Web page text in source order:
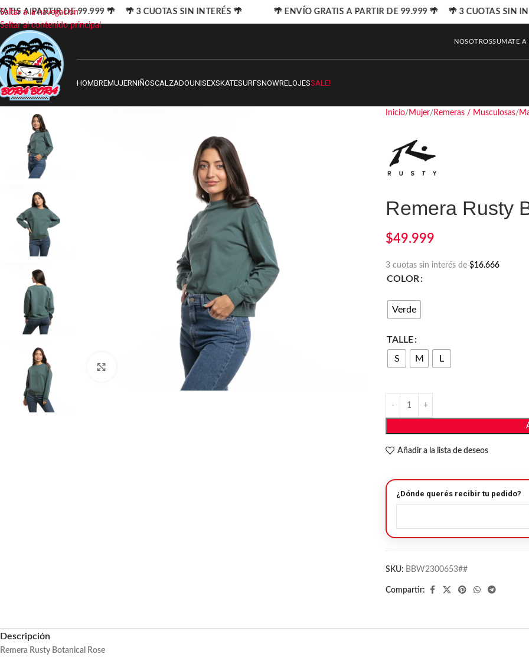
Saltar a la navegación
Saltar al contenido principal
NOSOTROSSUMATE A
HOMBREMUJERNIÑOSCALZADOUNISEXSKATESURFSNOWRELOJESSALE!
Haga clic para ampliar
Inicio Mujer Remeras / Musculosas
Remera Rusty
$49.999
3 cuotas sin interés de$16.666
COLOR
Verde
TALLE
S
M L
Añadir a la lista de deseos
¿Dónde querés recibir tu pedido?
SKU: BBW2300653##
Compartir:
Descripción
Remera Rusty Botanical Rose
A PARTIR DE 99.999 🌴 🌴 3 CUOTAS SIN INTERÉS 🌴 🌴 ENVÍO GRATIS A PARTIR DE 99.999 🌴 🌴 3 CUOTAS SIN